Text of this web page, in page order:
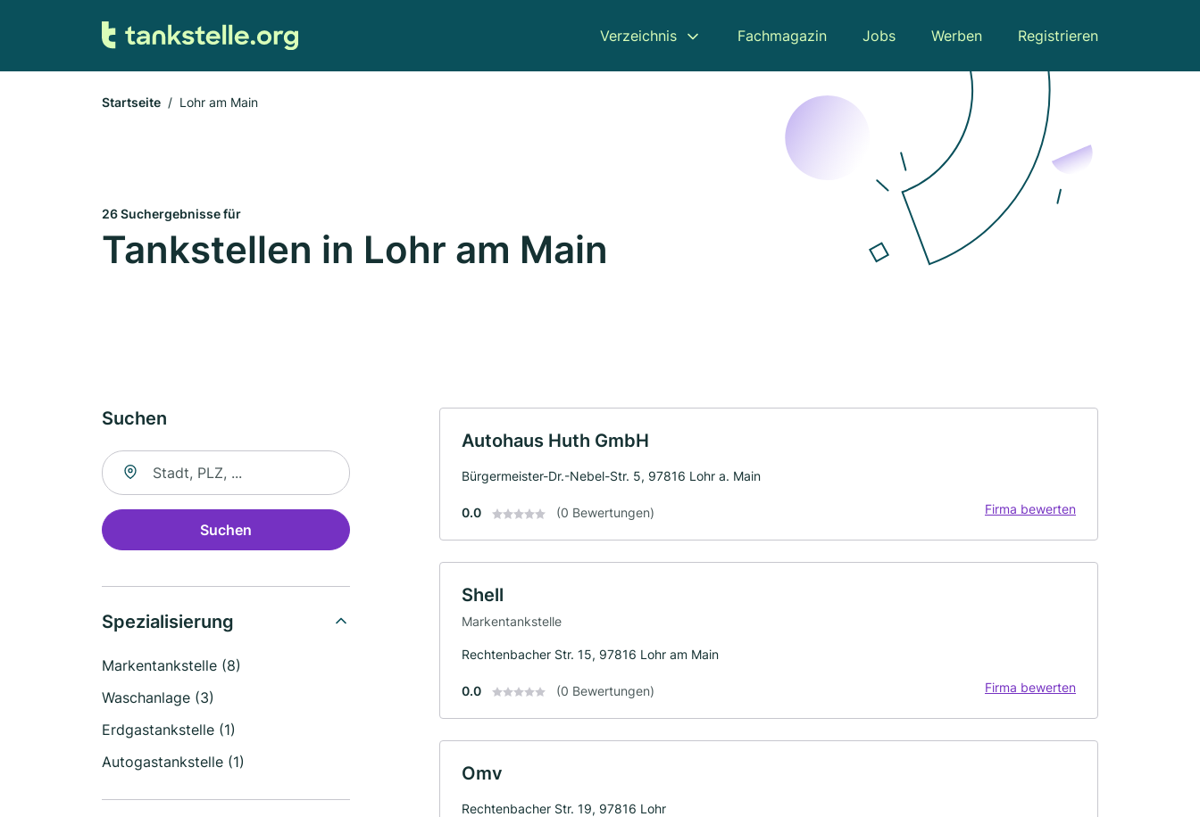
Verzeichnis Fachmagazin Jobs Werben Registrieren
Startseite Lohr am Main
26 Suchergebnisse für
Tankstellen in Lohr am Main
Suchen
Suche nach Ort
Suchen
Spezialisierung
Markentankstelle (8)
Waschanlage (3)
Erdgastankstelle (1)
Autogastankstelle (1)
Autohaus Huth GmbH
Bürgermeister-Dr.-Nebel-Str. 5, 97816 Lohr a. Main
0.0 (0 Bewertungen) Firma bewerten
Shell
Markentankstelle
Rechtenbacher Str. 15, 97816 Lohr am Main
0.0 (0 Bewertungen) Firma bewerten
Omv
Rechtenbacher Str. 19, 97816 Lohr